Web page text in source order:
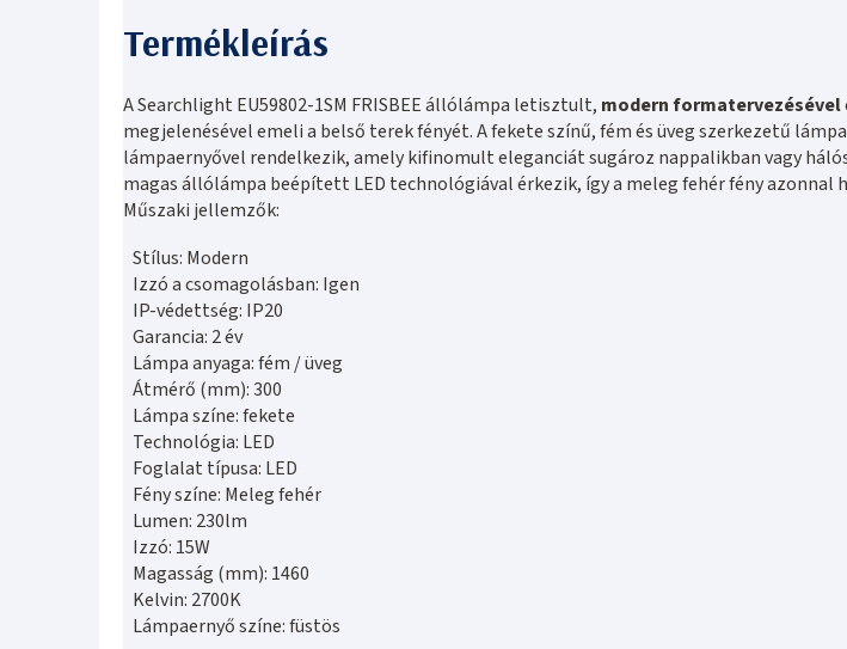
A Searchlight EU59802-1SM FRISBEE állólámpa letisztult, modern formatervezésével
megjelenésével emeli a belső terek fényét. A fekete színű, fém és üveg szerkezetű
lámpaernyővel rendelkezik, amely kifinomult eleganciát sugároz nappalikban vagy
magas állólámpa beépített LED technológiával érkezik, így a meleg fehér fény azonnal
Műszaki jellemzők:
Stílus: Modern
Izzó a csomagolásban: Igen
IP-védettség: IP20
Garancia: 2 év
Lámpa anyaga: fém / üveg
Átmérő (mm): 300
Lámpa színe: fekete
Technológia: LED
Foglalat típusa: LED
Fény színe: Meleg fehér
Lumen: 230lm
Izzó: 15W
Magasság (mm): 1460
Kelvin: 2700K
Lámpaernyő színe: füstös